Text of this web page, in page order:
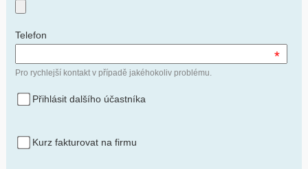
Telefon
*
Pro rychlejší kontakt v případě jakéhokoliv problému.
Přihlásit dalšího účastníka
Kurz fakturovat na firmu